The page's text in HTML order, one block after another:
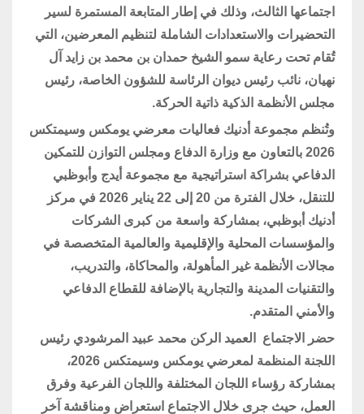
اجتماعها الثالث، وذلك في إطار المتابعة المستمرة لسير
التحضيرات والاستعدادات الشاملة لتنظيم المعرضين، التي
تُقام تحت رعاية سمو الشيخ حمدان بن محمد بن زايد آل
نهيان، نائب رئيس ديوان الرئاسة للشؤون الخاصة، رئيس
مجلس الأنظمة الذكية ذاتية الحركة.
وتُنظم مجموعة أدنيك فعاليات معرضي يومكس وسيمتكس
2026 بالتعاون مع وزارة الدفاع ومجلس التوازن للتمكين
الدفاعي بشراكة استراتيجية مع مجموعة أيدج وأبوظبي
للتنقل، خلال الفترة من 20 إلى 22 يناير 2026 في مركز
أدنيك أبوظبي، بمشاركة واسعة من كبرى الشركات
والمؤسسات المحلية والإقليمية والعالمية المتخصصة في
مجالات الأنظمة غير المأهولة، والمحاكاة، والتدريب،
والتقنيات المدينة والتجارية بالإضافة للقطاع الدفاعي
والأمني المتقدم.
حضر الاجتماع العميد الركن محمد عبيد المرشودي رئيس
اللجنة المنظمة لمعرضي يومكس وسيمتكس 2026،
بمشاركة رؤساء اللجان المختلفة واللجان الفرعية وفرق
العمل، حيث جرى خلال الاجتماع استعراض ومناقشة آخر